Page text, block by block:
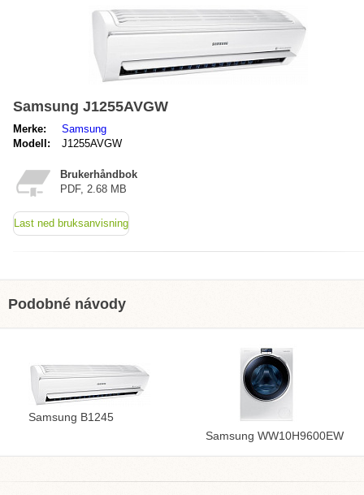
Samsung J1255AVGW
Merke:
Samsung
Modell:
J1255AVGW
Brukerhåndbok
PDF, 2.68 MB
Last ned bruksanvisning
Podobné návody
Samsung B1245
Samsung WW10H9600EW